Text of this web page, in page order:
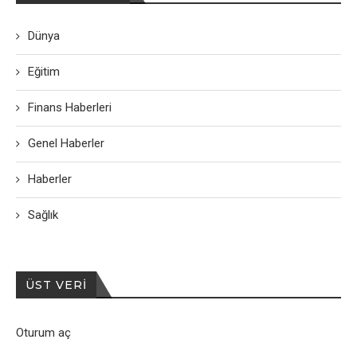
Dünya
Eğitim
Finans Haberleri
Genel Haberler
Haberler
Sağlık
ÜST VERI
Oturum aç